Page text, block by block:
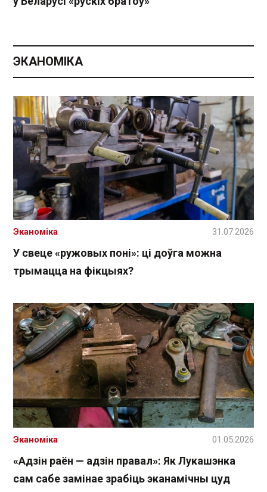
ЭКАНОМІКА
У свеце «ружовых поні»: ці доўга можна
трымацца на фікцыях?
Эканоміка 31.07.2026
«Адзін раён — адзін правал»: Як Лукашэнка
сам сабе замінае зрабіць эканамічны цуд
Эканоміка 01.05.2026